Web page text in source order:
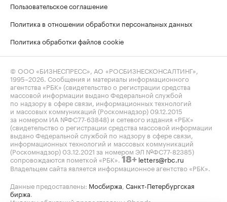
Пользовательское соглашение
Политика в отношении обработки персональных данных
Политика обработки файлов cookie
© ООО «БИЗНЕСПРЕСС», АО «РОСБИЗНЕСКОНСАЛТИНГ»,
1995–2026. Сообщения и материалы информационного
агентства «РБК» (свидетельство о регистрации средства
массовой информации выдано Федеральной службой
по надзору в сфере связи, информационных технологий
и массовых коммуникаций (Роскомнадзор) 09.12.2015
за номером ИА №ФС77-63848) и сетевого издания «РБК»
(свидетельство о регистрации средства массовой информации
выдано Федеральной службой по надзору в сфере связи,
информационных технологий и массовых коммуникаций
(Роскомнадзор) 03.12.2021 за номером ЭЛ №ФС77-82385)
сопровождаются пометкой «РБК». 18+ letters@rbc.ru
Владельцем сайта является информационное агентство «РБК».
Данные предоставлены: Мосбиржа, Санкт-Петербургская
биржа.